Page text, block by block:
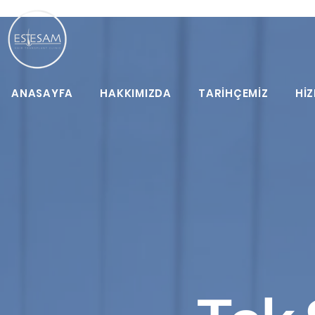
ANASAYFA HAKKIMIZDA TARİHÇEMİZ